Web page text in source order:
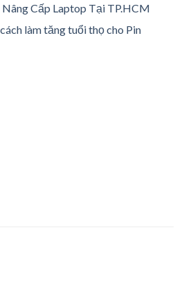
Cấp Laptop Tại TP.HCM
làm tăng tuổi thọ cho Pin